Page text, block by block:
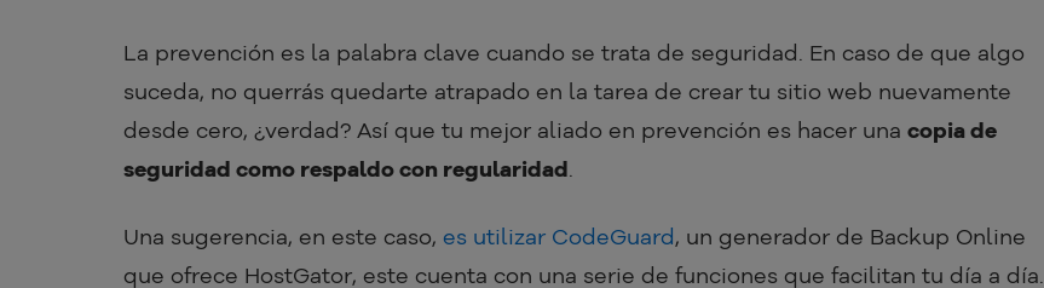
La prevención es la palabra clave cuando se trata de seguridad. En caso de que algo
suceda, no querrás quedarte atrapado en la tarea de crear tu sitio web nuevamente
desde cero, ¿verdad? Así que tu mejor aliado en prevención es hacer una copia de
seguridad como respaldo con regularidad.
Una sugerencia, en este caso, es utilizar CodeGuard, un generador de Backup Online
que ofrece HostGator, este cuenta con una serie de funciones que facilitan tu día a día.